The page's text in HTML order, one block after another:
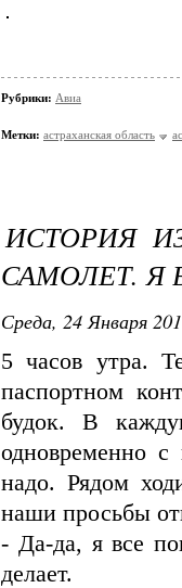
Рубрики: Авиа
Метки: астраханская область
ИСТОРИЯ
САМОЛЕТ. Я
Среда, 24 Января
5 часов утра.
паспортном
будок. В
одновременно
надо. Рядом
наши просьбы
- Да-да, я все
делает.